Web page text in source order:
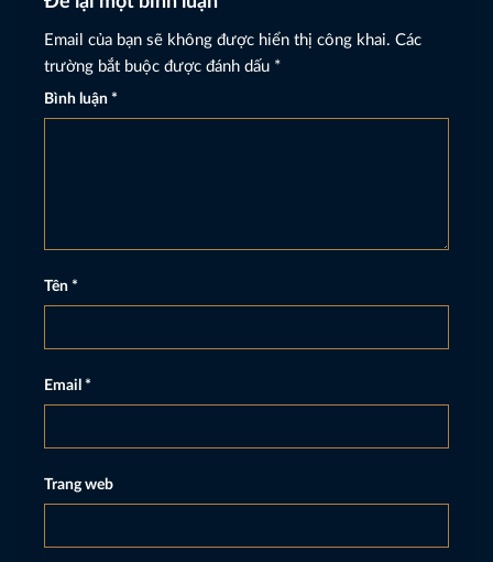
Email của bạn sẽ không được hiển thị công khai. Các
trường bắt buộc được đánh dấu *
Bình luận *
Tên *
Email *
Trang web